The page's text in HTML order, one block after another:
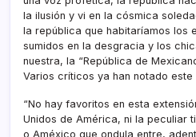
la ilusión y vi en la cósmica
la república que habitarí­amos los
sumidos en la desgracia y los
nuestra, la “República de
Varios crí­ticos ya han notado este
“No hay favoritos en esta
Unidos de América, ni la peculiar
o Améxico que ondula entre,